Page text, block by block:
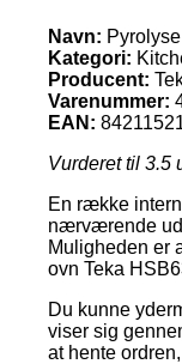
Navn:
Kategori:
Producent:
Varenummer:
EAN:
Vurderet til 3.5
En række
nærværende
Muligheden er
ovn Teka
Du kunne
viser sig
at hente